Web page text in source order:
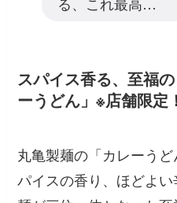
スパイス香る、至福
ーうどん」※店舗限定！
丸亀製麺の「カレーう
パイスの香り、ほどよ